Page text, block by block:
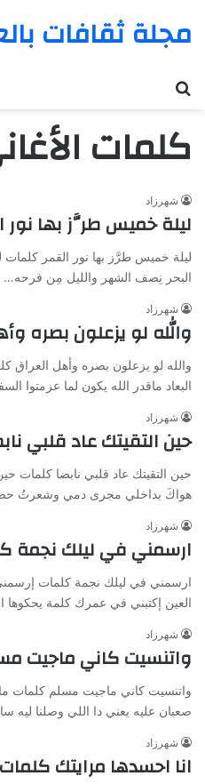
مجلة ثقافات
كلمات
شهرزاد
ليلة خميس طرَّز بها نور
ليلة خميس طرَّز بها نور القمر
البحر نِصف الشهر والليل مِن فرحه…
شهرزاد
والله لو يزعلون بصره
والله لو يزعلون بصره وأهل العراق
البعاد ماقدر الله يكون لما عزمتوا
شهرزاد
حين التقيتك عاد قلبي
حين التقيتك عاد قلبي نابضا كلمات
هواكَ بداخلي مجرى دمي وشعرتُ
شهرزاد
ارسمني في ليلك نجمة
ارسمني في ليلك نجمة كلمات
العين إكتبني في عمرك كلمة يحكوها
شهرزاد
واتنسيت كاني ماجيت
واتنسيت كاني ماجيت مسلم كلمات
صعبان عليه يعني دا اللي وصلنا ليه
شهرزاد
انا احسدها مرايتك كلمات